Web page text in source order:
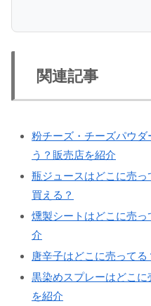
関連記事
粉チーズ・チーズパウ
う？販売店を紹介
瓶ジュースはどこに売
買える？
燻製シートはどこに売
介
唐辛子はどこに売って
黒染めスプレーはどこ
を紹介